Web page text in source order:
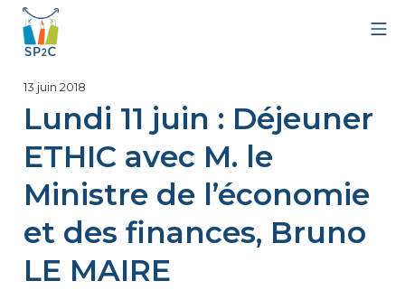
Aller
contenu
SP2C
13 juin 2018
mars
2020
Lundi 11 juin : Déjeuner
ETHIC avec M. le
Ministre de l’économie
et des finances, Bruno
LE MAIRE